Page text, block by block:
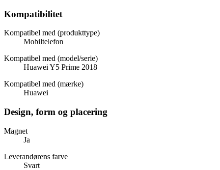
Kompatibilitet
Kompatibel med (produkttype)
Mobiltelefon
Kompatibel med (model/serie)
Huawei Y5 Prime 2018
Kompatibel med (mærke)
Huawei
Design, form og placering
Magnet
Ja
Leverandørens farve
Svart